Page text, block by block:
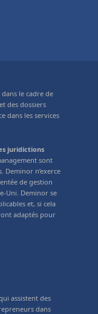
le cadre de
des dossiers
dans les services
juridictions
sont
Deminor n’exerce
de gestion
Uni. Deminor se
et, si cela
adaptés pour
assistent des
dans